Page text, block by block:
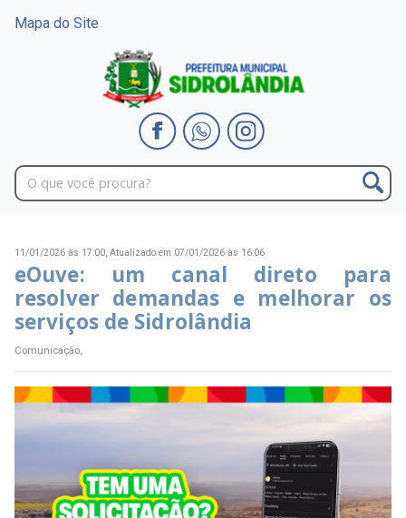
Mapa do Site
11/01/2026 às 17:00, Atualizado em 07/01/2026 às 16:06
eOuve: um canal direto para
resolver demandas e melhorar os
serviços de Sidrolândia
Comunicação,